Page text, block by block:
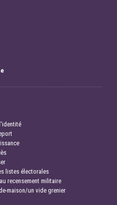
listes électorales
recensement militaire
maison/un vide grenier